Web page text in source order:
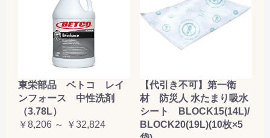
東栄部品 ベトコ レイ
ンフォース 中性洗剤
（3.78L）
￥8,206 ～ ￥32,824
【代引き不可】第一衛
材 防災人 水たまり吸水
シート BLOCK15(14L)/
BLOCK20(19L)(10枚×5